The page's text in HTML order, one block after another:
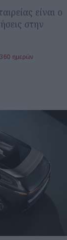
είναι ο
στην
ημερών